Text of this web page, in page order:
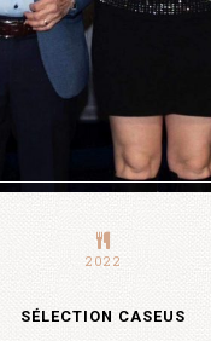
2022
SÉLECTION CASEUS